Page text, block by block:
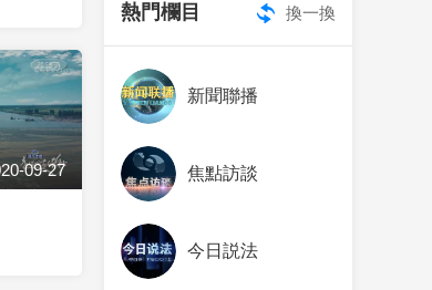
09-27
熱門欄目
新聞聯播
焦點訪談
今日説法
換一換